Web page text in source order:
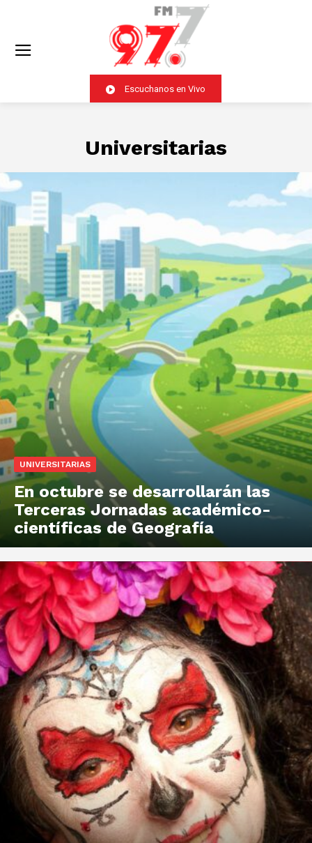
Escuchanos en Vivo
Universitarias
UNIVERSITARIAS
En octubre se desarrollarán las
Terceras Jornadas académico-
científicas de Geografía